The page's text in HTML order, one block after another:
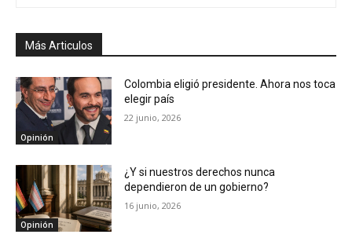
Más Articulos
Opinión
Colombia eligió presidente. Ahora nos toca
elegir país
22 junio, 2026
Opinión
¿Y si nuestros derechos nunca
dependieron de un gobierno?
16 junio, 2026